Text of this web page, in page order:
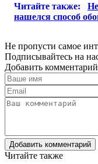
Читайте также:
нашелся способ
Не пропусти самое
Подписывайтесь на
Добавить комментарий
Добавить комментарий
Читайте также